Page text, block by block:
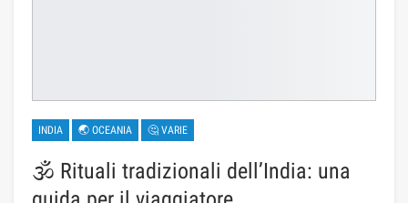
INDIA 🌏 OCEANIA 🤔 VARIE
🕉️ Rituali tradizionali dell’India: una